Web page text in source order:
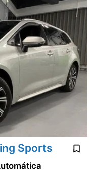
Sports